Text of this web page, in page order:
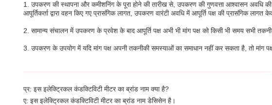
1. उपकरण की स्थापना और कमीशनिंग के पूरा होने की तारीख से, उपकरण की गुणवत्ता आश्वासन
आपूर्तिकर्ता द्वारा वहन किए गए प्रासंगिक लागत, उपकरण वारंटी अवधि में आपूर्ति पक्ष की प्रासंगिक लागत
2. सामान्य संचालन में उपकरण के प्रवेश के बाद आपूर्ति पक्ष अभी भी मांग पक्ष को किसी भी समय सभी
3. उपकरण के उपयोग में यदि मांग पक्ष अपनी तकनीकी समस्याओं का समाधान नहीं कर सकता है, तो मांग
प्र: इस इलेक्ट्रिकल कंडक्टिविटी मीटर का ब्रांड नाम क्या है?
ए: इस इलेक्ट्रिकल कंडक्टिविटी मीटर का ब्रांड नाम डेसिसेन है।